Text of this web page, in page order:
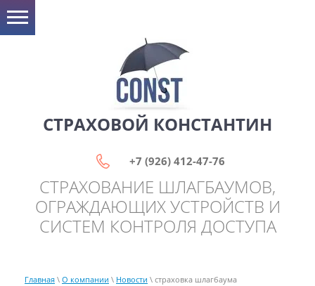
СТРАХОВОЙ КОНСТАНТИН
СТРАХОВАНИЕ ШЛАГБАУМОВ,
ОГРАЖДАЮЩИХ УСТРОЙСТВ И
СИСТЕМ КОНТРОЛЯ ДОСТУПА
+7 (926) 412-47-76
Главная \ О компании \ Новости \ страховка шлагбаума